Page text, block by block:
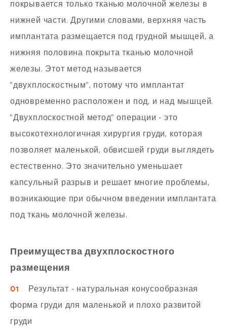
покрывается только тканью молочной железы в
нижней части. Другими словами, верхняя часть
имплантата размещается под грудной мышцей, а
нижняя половина покрыта тканью молочной
железы. Этот метод называется
"двухплоскостным", потому что имплантат
одновременно расположен и под, и над мышцей.
"Двухплоскостной метод" операции - это
высокотехнологичная хирургия груди, которая
позволяет маленькой, обвисшей груди выглядеть
естественно. Это значительно уменьшает
капсульный разрыв и решает многие проблемы,
возникающие при обычном введении имплантата
под ткань молочной железы.
Преимущества двухплоскостного
размещения
01 Результат - натуральная конусообразная
форма груди для маленькой и плохо развитой
груди